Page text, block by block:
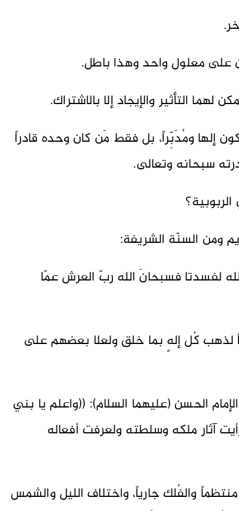
على معلول واحد وهذا باطل.
لهما التأثير والإيجاد إلا بالاشتراك.
إلها ومُدَبِّراً، بل فقط مَن كان وحده قادراً
سبحانه وتعالى.
ومن السنّة الشريفة:
لفسدتا فسبحانَ الله ربّ العرش عمّا
لذهب كُل إلهٍ بما خلق ولعلا بعضهم على
الحسن (عليهما السلام): ((واعلم يا بني
آثار ملكه وسلطته ولعرفت أفعاله
والفُلك جارياً، واختلاف الليل والشمس